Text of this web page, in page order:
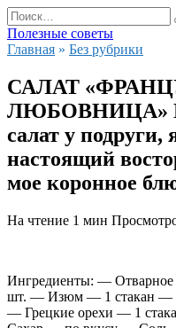
Перейти
к
содержанию
Search
for:
Полезные советы
Главная » Без рубрики
САЛАТ
ЛЮБОВНИЦА»
салат у
настоящий
мое коронное
На чтение 1 мин
Ингредиенты: —
шт. — Изюм — 1 стакан —
— Грецкие орехи — 1